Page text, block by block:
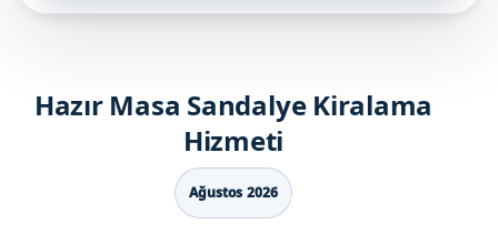
Hazır Masa Sandalye Kiralama
Hizmeti
Ağustos 2026